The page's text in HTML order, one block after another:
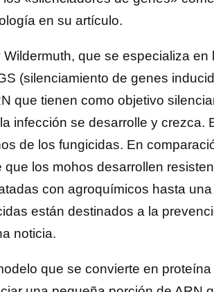
en su artículo.
que se especializa
(silenciamiento de genes
que tienen como objetivo
infección se desarrolle y crezca.
de los fungicidas. En
los mohos desarrollen
con agroquímicos hasta
están destinados a la
noticia.
que se convierte en